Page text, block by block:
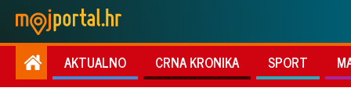
AKTUALNO CRNA KRONIKA SPORT